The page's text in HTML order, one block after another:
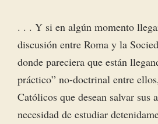
. . . Y si en algún momento
discusión entre Roma y la
donde pareciera que están
práctico” no-doctrinal entre
Católicos que desean salvar sus
necesidad de estudiar